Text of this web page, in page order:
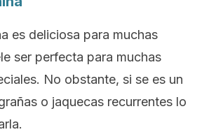
es deliciosa para muchas
ser perfecta para muchas
No obstante, si se es un
o jaquecas recurrentes lo